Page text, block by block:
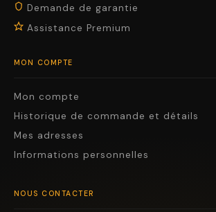
Demande de garantie
Assistance Premium
MON COMPTE
Mon compte
Historique de commande et détails
Mes adresses
Informations personnelles
NOUS CONTACTER